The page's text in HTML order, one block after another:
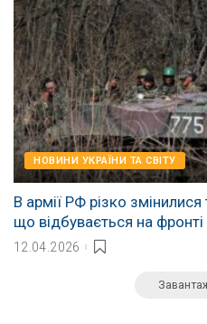
НОВИНИ УКРАЇНИ ТА СВІТУ
В армії РФ різко
що відбувається на фронті
12.04.2026